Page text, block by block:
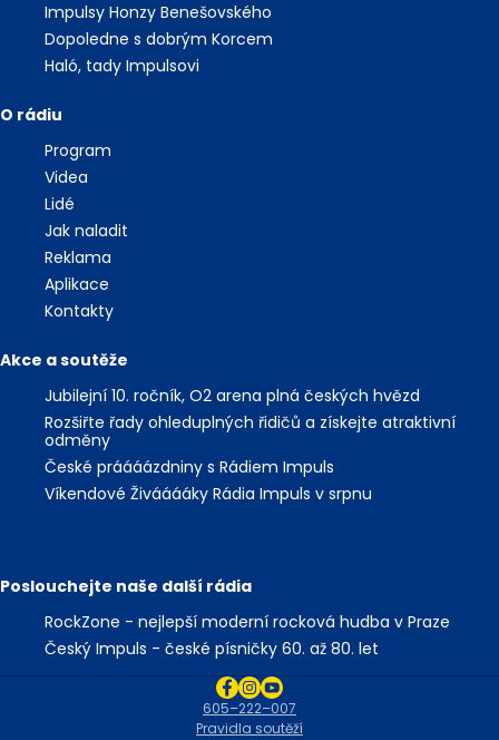
Impulsy Honzy Benešovského
Dopoledne s dobrým Korcem
Haló, tady Impulsovi
O rádiu
Program
Videa
Lidé
Jak naladit
Reklama
Aplikace
Kontakty
Akce a soutěže
Jubilejní 10. ročník, O2 arena plná českých hvězd
Rozšiřte řady ohleduplných řidičů a získejte atraktivní
odměny
České práááázdniny s Rádiem Impuls
Víkendové Živááááky Rádia Impuls v srpnu
Poslouchejte naše další rádia
RockZone - nejlepší moderní rocková hudba v Praze
Český Impuls - české písničky 60. až 80. let
Pravidla soutěží
605–222–007